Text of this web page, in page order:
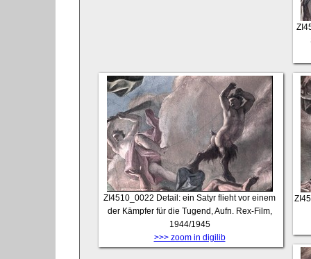
ZI4510_0022 Detail: ein Satyr flieht vor einem
der Kämpfer für die Tugend, Aufn. Rex-Film,
1944/1945
>>> zoom in digilib